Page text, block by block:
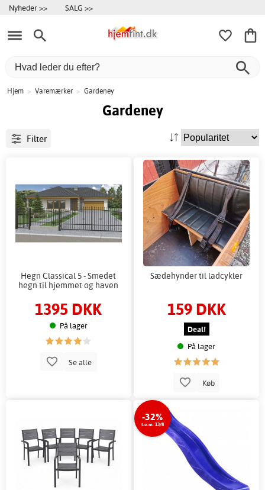
Nyheder >> SALG >>
Hjem > Varemærker > Gardeney
Gardeney
Filter
Hegn Classical 5 - Smedet
hegn til hjemmet og haven
1395 DKK
På lager
Se alle
Sædehynder til ladcykler
159 DKK
Deal!
På lager
Køb
-32%
t.o.m. 13/8